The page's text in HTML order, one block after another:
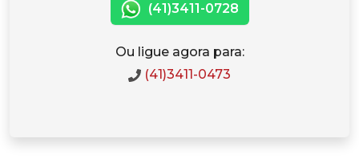
(41)3411-0728
Ou ligue agora para:
(41)3411-0473